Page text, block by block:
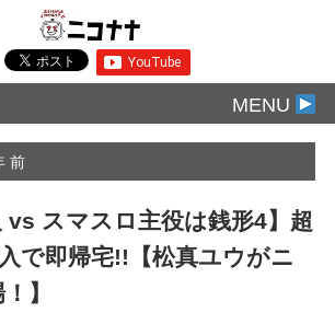
MENU
前
vs スマスロ主役は銭形4】超
で即帰宅!!【松真ユウがニ
】